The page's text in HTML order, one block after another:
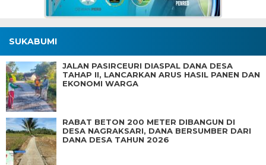
SUKABUMI
JALAN PASIRCEURI DIASPAL DANA DESA
TAHAP II, LANCARKAN ARUS HASIL PANEN DAN
EKONOMI WARGA
RABAT BETON 200 METER DIBANGUN DI
DESA NAGRAKSARI, DANA BERSUMBER DARI
DANA DESA TAHUN 2026